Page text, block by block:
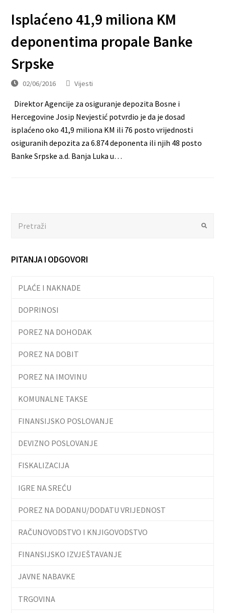
Isplaćeno 41,9 miliona KM
deponentima propale Banke
Srpske
02/06/2016 Vijesti
Direktor Agencije za osiguranje depozita Bosne i
Hercegovine Josip Nevjestić potvrdio je da je dosad
isplaćeno oko 41,9 miliona KM ili 76 posto vrijednosti
osiguranih depozita za 6.874 deponenta ili njih 48 posto
Banke Srpske a.d. Banja Luka u…
Submit
PITANJA I ODGOVORI
PLAĆE I NAKNADE
DOPRINOSI
POREZ NA DOHODAK
POREZ NA DOBIT
POREZ NA IMOVINU
KOMUNALNE TAKSE
FINANSIJSKO POSLOVANJE
DEVIZNO POSLOVANJE
FISKALIZACIJA
IGRE NA SREĆU
POREZ NA DODANU/DODATU VRIJEDNOST
RAČUNOVODSTVO I KNJIGOVODSTVO
FINANSIJSKO IZVJEŠTAVANJE
JAVNE NABAVKE
TRGOVINA